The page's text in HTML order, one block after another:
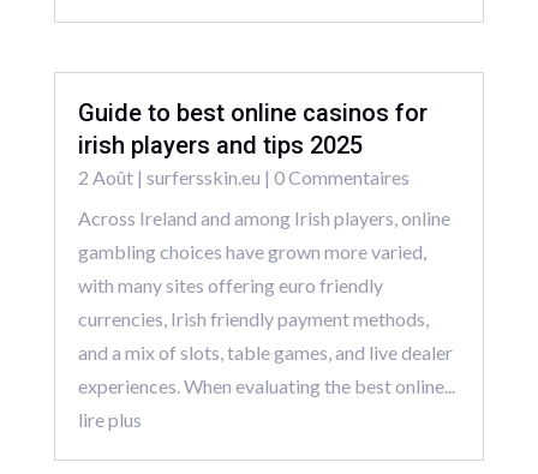
Guide to best online casinos for
irish players and tips 2025
2 Août| surfersskin.eu | 0 Commentaires
Across Ireland and among Irish players, online
gambling choices have grown more varied,
with many sites offering euro friendly
currencies, Irish friendly payment methods,
and a mix of slots, table games, and live dealer
experiences. When evaluating the best online...
lire plus